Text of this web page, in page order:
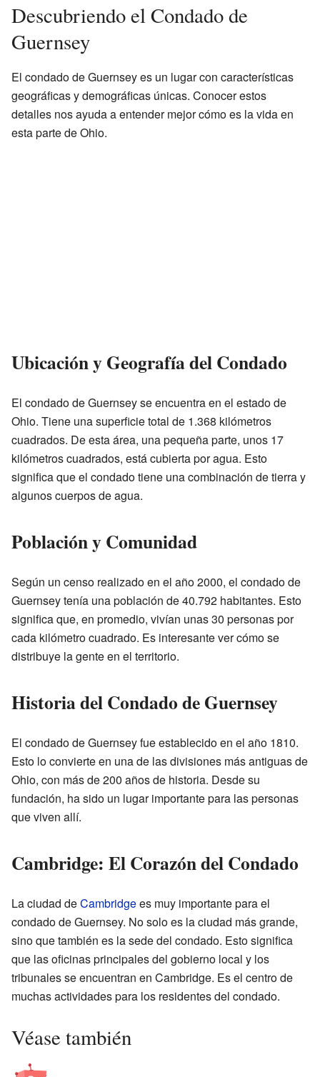
Descubriendo el Condado de
Guernsey
El condado de Guernsey es un lugar con características
geográficas y demográficas únicas. Conocer estos
detalles nos ayuda a entender mejor cómo es la vida en
esta parte de Ohio.
Ubicación y Geografía del Condado
El condado de Guernsey se encuentra en el estado de
Ohio. Tiene una superficie total de 1.368 kilómetros
cuadrados. De esta área, una pequeña parte, unos 17
kilómetros cuadrados, está cubierta por agua. Esto
significa que el condado tiene una combinación de tierra y
algunos cuerpos de agua.
Población y Comunidad
Según un censo realizado en el año 2000, el condado de
Guernsey tenía una población de 40.792 habitantes. Esto
significa que, en promedio, vivían unas 30 personas por
cada kilómetro cuadrado. Es interesante ver cómo se
distribuye la gente en el territorio.
Historia del Condado de Guernsey
El condado de Guernsey fue establecido en el año 1810.
Esto lo convierte en una de las divisiones más antiguas de
Ohio, con más de 200 años de historia. Desde su
fundación, ha sido un lugar importante para las personas
que viven allí.
Cambridge: El Corazón del Condado
La ciudad deCambridgees muy importante para el
condado de Guernsey. No solo es la ciudad más grande,
sino que también es la sede del condado. Esto significa
que las oficinas principales del gobierno local y los
tribunales se encuentran en Cambridge. Es el centro de
muchas actividades para los residentes del condado.
Véase también